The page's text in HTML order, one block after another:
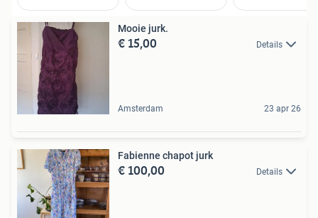
Mooie jurk.
€ 15,00 Details
Amsterdam 23 apr 26
Fabienne chapot jurk
€ 100,00 Details